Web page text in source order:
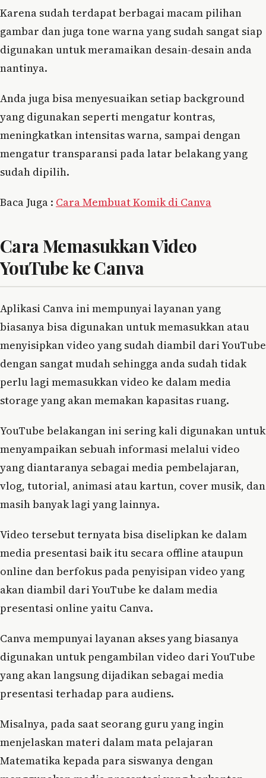
Karena sudah terdapat berbagai macam pilihan
gambar dan juga tone warna yang sudah sangat siap
digunakan untuk meramaikan desain-desain anda
nantinya.
Anda juga bisa menyesuaikan setiap background
yang digunakan seperti mengatur kontras,
meningkatkan intensitas warna, sampai dengan
mengatur transparansi pada latar belakang yang
sudah dipilih.
Baca Juga : Cara Membuat Komik di Canva
Cara Memasukkan Video
YouTube ke Canva
Aplikasi Canva ini mempunyai layanan yang
biasanya bisa digunakan untuk memasukkan atau
menyisipkan video yang sudah diambil dari YouTube
dengan sangat mudah sehingga anda sudah tidak
perlu lagi memasukkan video ke dalam media
storage yang akan memakan kapasitas ruang.
YouTube belakangan ini sering kali digunakan untuk
menyampaikan sebuah informasi melalui video
yang diantaranya sebagai media pembelajaran,
vlog, tutorial, animasi atau kartun, cover musik, dan
masih banyak lagi yang lainnya.
Video tersebut ternyata bisa diselipkan ke dalam
media presentasi baik itu secara offline ataupun
online dan berfokus pada penyisipan video yang
akan diambil dari YouTube ke dalam media
presentasi online yaitu Canva.
Canva mempunyai layanan akses yang biasanya
digunakan untuk pengambilan video dari YouTube
yang akan langsung dijadikan sebagai media
presentasi terhadap para audiens.
Misalnya, pada saat seorang guru yang ingin
menjelaskan materi dalam mata pelajaran
Matematika kepada para siswanya dengan